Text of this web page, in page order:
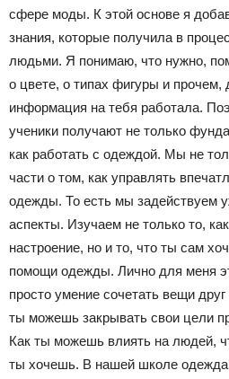
сфере моды. К этой основе я
знания, которые получила в
людьми. Я понимаю, что нужно,
о цвете, о типах фигуры и прочем,
информация на тебя работала.
ученики получают не только
как работать с одеждой. Мы не
части о том, как управлять
одежды. То есть мы задействуем
аспекты. Изучаем не только то,
настроение, но и то, что ты сам
помощи одежды. Лично для меня
просто умение сочетать вещи
ты можешь закрывать свои цели
Как ты можешь влиять на людей,
ты хочешь. В нашей школе